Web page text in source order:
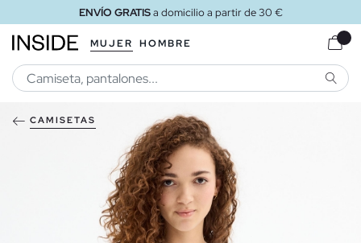
ENVÍO GRATISa domicilio a partir de 30 €
MUJER HOMBRE
CAMISETAS